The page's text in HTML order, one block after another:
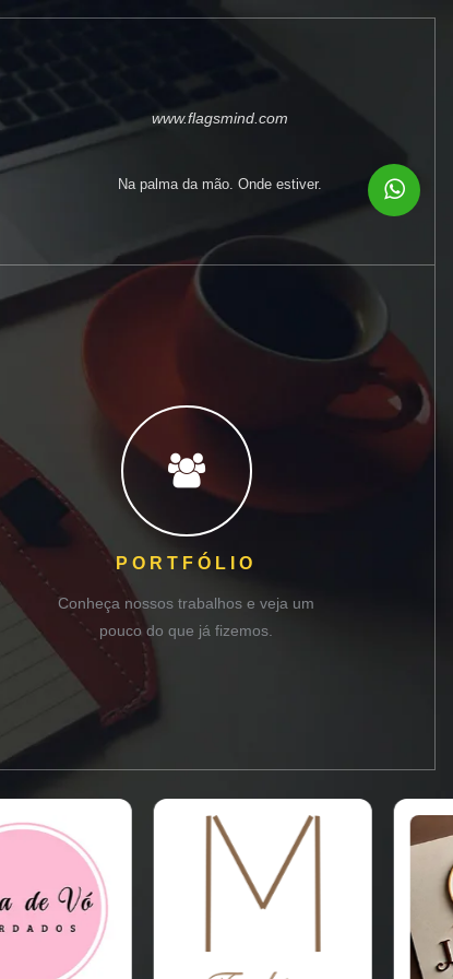
www.flagsmind.com
Na palma da mão. Onde estiver.
PORTFÓLIO
Conheça nossos trabalhos e veja um
pouco do que já fizemos.